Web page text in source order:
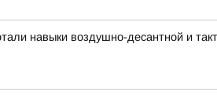
навыки воздушно-десантной и